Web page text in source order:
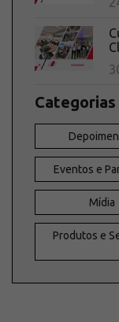
Categorias
Eventos e
Mídia
Produtos e